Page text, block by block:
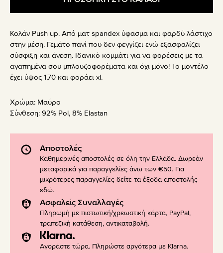
Κολάν Push up. Από ματ spandex ύφασμα και φαρδύ λάστιχο
στην μέση. Γεμάτο πανί που δεν φεγγίζει ενώ εξασφαλίζει
σύσφιξη και άνεση. Ιδανικό κομμάτι για να φορέσεις με τα
αγαπημένα σου μπλουζοφορέματα και όχι μόνο! Το μοντέλο
έχει ύψος 1,70 και φοράει xl.
Χρώμα: Μαύρο
Σύνθεση: 92% Pol, 8% Elastan
Αποστολές
Καθημερινές αποστολές σε όλη την Ελλάδα. Δωρεάν
μεταφορικά για παραγγελίες άνω των €50. Για
μικρότερες παραγγελίες δείτε τα έξοδα αποστολής
εδώ.
Ασφαλείς Συναλλαγές
Πληρωμή με πιστωτική/χρεωστική κάρτα, PayPal,
τραπεζική κατάθεση, αντικαταβολή.
Αγοράστε τώρα. Πληρώστε αργότερα με Klarna.